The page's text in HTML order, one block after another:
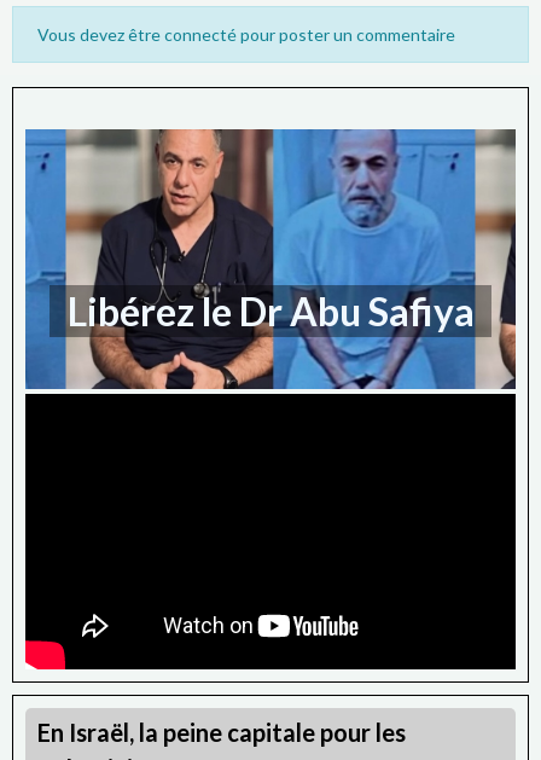
Vous devez être connecté pour poster un commentaire
Libérez le Dr Abu Safiya
En Israël, la peine capitale pour les